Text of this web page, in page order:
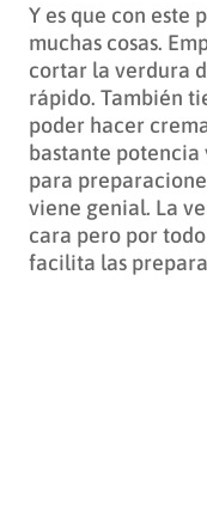
Y es que con este
muchas cosas.
cortar la verdura
rápido. También
poder hacer
bastante potencia
para
viene genial. La
cara pero por
facilita las